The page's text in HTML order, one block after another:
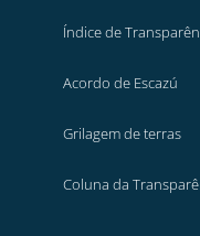
Índice de
Acordo de Escazú
Grilagem de terras
Coluna da